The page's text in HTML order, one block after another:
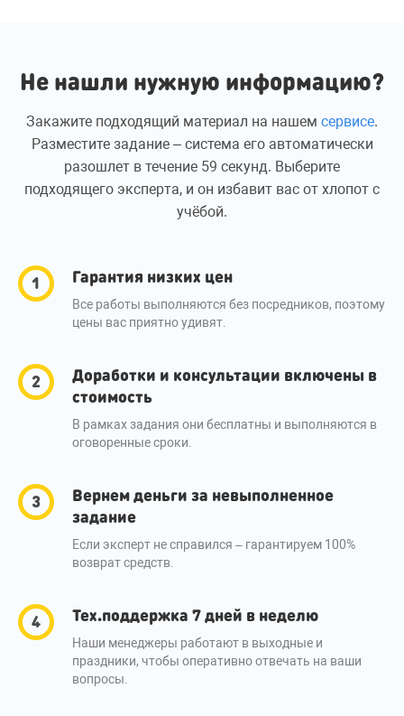
Не нашли нужную информацию?
Закажите подходящий материал на нашем сервисе.
Разместите задание – система его автоматически
разошлет в течение 59 секунд. Выберите
подходящего эксперта, и он избавит вас от хлопот с
учёбой.
Гарантия низких цен
Все работы выполняются без посредников, поэтому
цены вас приятно удивят.
Доработки и консультации включены в
стоимость
В рамках задания они бесплатны и выполняются в
оговоренные сроки.
Вернем деньги за невыполненное
задание
Если эксперт не справился – гарантируем 100%
возврат средств.
Тех.поддержка 7 дней в неделю
Наши менеджеры работают в выходные и
праздники, чтобы оперативно отвечать на ваши
вопросы.